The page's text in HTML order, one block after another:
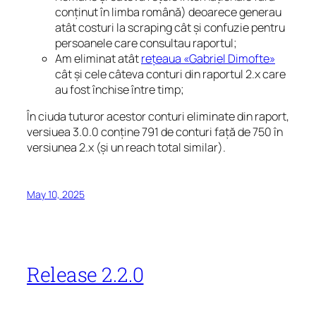
conținut în limba română) deoarece generau
atât costuri la scraping cât și confuzie pentru
persoanele care consultau raportul;
Am eliminat atâtrețeaua «Gabriel Dimofte»
cât și cele câteva conturi din raportul 2.x care
au fost închise între timp;
În ciuda tuturor acestor conturi eliminate din raport,
versiuea 3.0.0 conține 791 de conturi față de 750 în
versiunea 2.x (și un reach total similar).
May 10, 2025
Release 2.2.0